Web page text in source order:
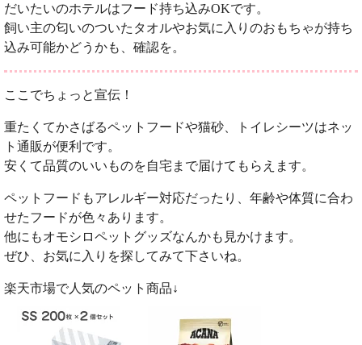
だいたいのホテルはフード持ち込みOKです。
飼い主の匂いのついたタオルやお気に入りのおもちゃが持ち
込み可能かどうかも、確認を。
ここでちょっと宣伝！
重たくてかさばるペットフードや猫砂、トイレシーツはネッ
ト通販が便利です。
安くて品質のいいものを自宅まで届けてもらえます。
ペットフードもアレルギー対応だったり、年齢や体質に合わ
せたフードが色々あります。
他にもオモシロペットグッズなんかも見かけます。
ぜひ、お気に入りを探してみて下さいね。
楽天市場で人気のペット商品↓